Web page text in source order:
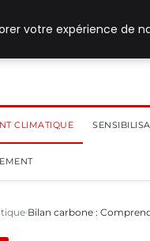
CLIMATIQUE
Bilan carbone :
votre expérience de